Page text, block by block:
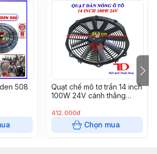
508
Quạt chế mô tơ trần 14 inch
100W 24V cánh thẳng
412.000đ
Chọn mua